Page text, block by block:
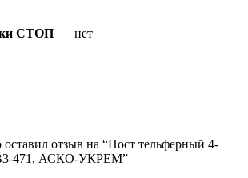
СТОП нет
оставил отзыв на “Пост тельферный 4-
471, АСКО-УКРЕМ”